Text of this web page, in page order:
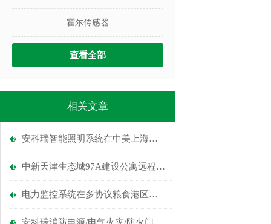
霍尔传感器
查看全部
相关文章
安科瑞智能照明系统在中美上海施贵宝生物制药有限公司的应用
中新天津生态城97A建设公寓远程预付费系统
电力监控系统在多协议粮食港区中的设计与应用